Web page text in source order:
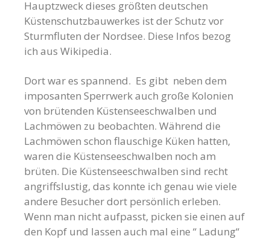
Hauptzweck dieses größten deutschen
Küstenschutzbauwerkes ist der Schutz vor
Sturmfluten der Nordsee. Diese Infos bezog
ich aus Wikipedia.
Dort war es spannend. Es gibt neben dem
imposanten Sperrwerk auch große Kolonien
von brütenden Küstenseeschwalben und
Lachmöwen zu beobachten. Während die
Lachmöwen schon flauschige Küken hatten,
waren die Küstenseeschwalben noch am
brüten. Die Küstenseeschwalben sind recht
angriffslustig, das konnte ich genau wie viele
andere Besucher dort persönlich erleben.
Wenn man nicht aufpasst, picken sie einen auf
den Kopf und lassen auch mal eine “ Ladung“